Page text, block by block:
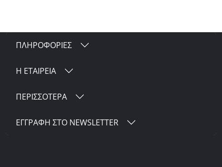
ΠΛΗΡΟΦΟΡΙΕΣ
Η ΕΤΑΙΡΕΙΑ
ΠΕΡΙΣΣΟΤΕΡΑ
ΕΓΓΡΑΦΗ ΣΤΟ NEWSLETTER